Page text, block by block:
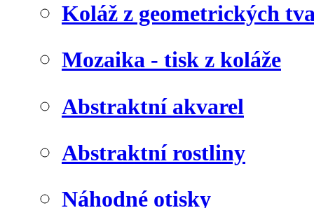
Koláž z geometrických
Mozaika - tisk z koláže
Abstraktní akvarel
Abstraktní rostliny
Náhodné otisky